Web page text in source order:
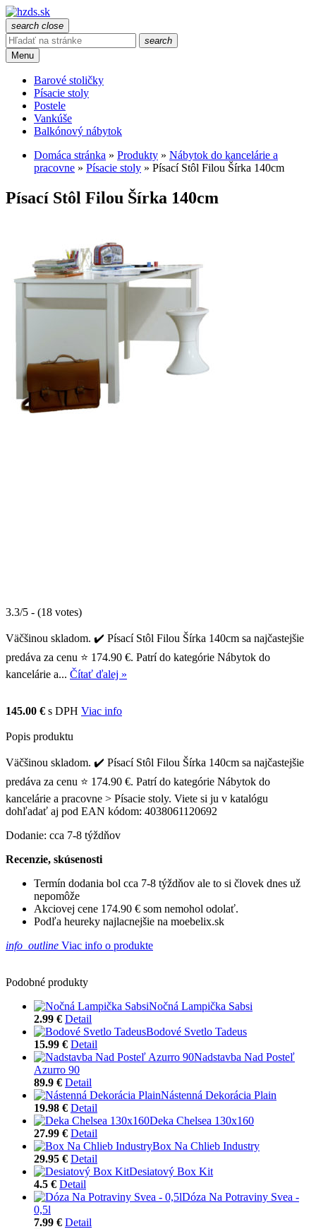
search close
search
Menu
Barové stoličky
Písacie stoly
Postele
Vankúše
Balkónový nábytok
Domáca stránka » Produkty » Nábytok do kancelárie a
pracovne » Písacie stoly » Písací Stôl Filou Šírka 140cm
Písací Stôl Filou Šírka 140cm
3.3/5 - (18 votes)
Väčšinou skladom. ✔️ Písací Stôl Filou Šírka 140cm sa najčastejšie
predáva za cenu ⭐ 174.90 €. Patrí do kategórie Nábytok do
kancelárie a... Čítať ďalej »
145.00 € s DPH Viac info
Popis produktu
Väčšinou skladom. ✔️ Písací Stôl Filou Šírka 140cm sa najčastejšie
predáva za cenu ⭐ 174.90 €. Patrí do kategórie Nábytok do
kancelárie a pracovne > Písacie stoly. Viete si ju v katalógu
dohľadať aj pod EAN kódom: 4038061120692
Dodanie: cca 7-8 týždňov
Recenzie, skúsenosti
Termín dodania bol cca 7-8 týždňov ale to si človek dnes už
nepomôže
Akciovej cene 174.90 € som nemohol odolať.
Podľa heureky najlacnejšie na moebelix.sk
info_outline Viac info o produkte
Podobné produkty
Nočná Lampička Sabsi
2.99 € Detail
Bodové Svetlo Tadeus
15.99 € Detail
Nadstavba Nad Posteľ
Azurro 90
89.9 € Detail
Nástenná Dekorácia Plain
19.98 € Detail
Deka Chelsea 130x160
27.99 € Detail
Box Na Chlieb Industry
29.95 € Detail
Desiatový Box Kit
4.5 € Detail
Dóza Na Potraviny Svea -
0,5l
7.99 € Detail